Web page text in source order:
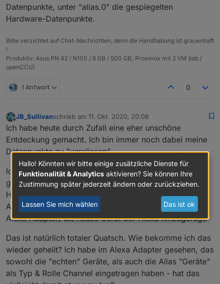
    "owner": "system.user.admin",
"ownerGroup":
"_id":
Datenpunkte, unter "alias.0" die gespiegelten
Hardware-Datenpunkte.
Bitte verzichtet auf Chat-Nachrichten, denn die Handhabung ist grauenhaft
!
Produktiv: Asus PN 42 / N100 / 8 GB / 500 GB; Proxmox mit 2 VM (iob /
openCCU)
1 Antwort 0
Offline
JB_Sullivanschrieb am 11. Okt. 2020, 20:08
zuletzt editiert von
Ich habe heute durch Zufall eine eher unschöne
Entdeckung gemacht. Ich bin immer noch dabei meine
Datenpunkte zu "veraliasen".
Ich habe auch den Alexa Adapter 2.x laufen - nun
gucke ich heute durch Zufall in meine Alexa App -
HORROR - 250 neue Geräte - Ihr ahnt es schon. Jeder
Alias wurde - wie auch immer (ich vermute durch den
Alexa Adapter) als neues Gerät der Alexa hinzugefügt.
Das ist natürlich totaler Quatsch. Wie bekomme ich das
wieder geheilt? Ich habe im Alexa Adapter gesehen, das
sowohl die "echten" Geräte, als auch die Alias "Geräte"
als Typ & Rolle Channel eingetragen haben - hat das
Hallo! Könnten wir bitte einige zusätzliche Dienste für
Funktionalität & Analytics aktivieren? Sie können Ihre
Zustimmung später jederzeit ändern oder zurückziehen.
Lassen Sie mich wählen Das ist ok